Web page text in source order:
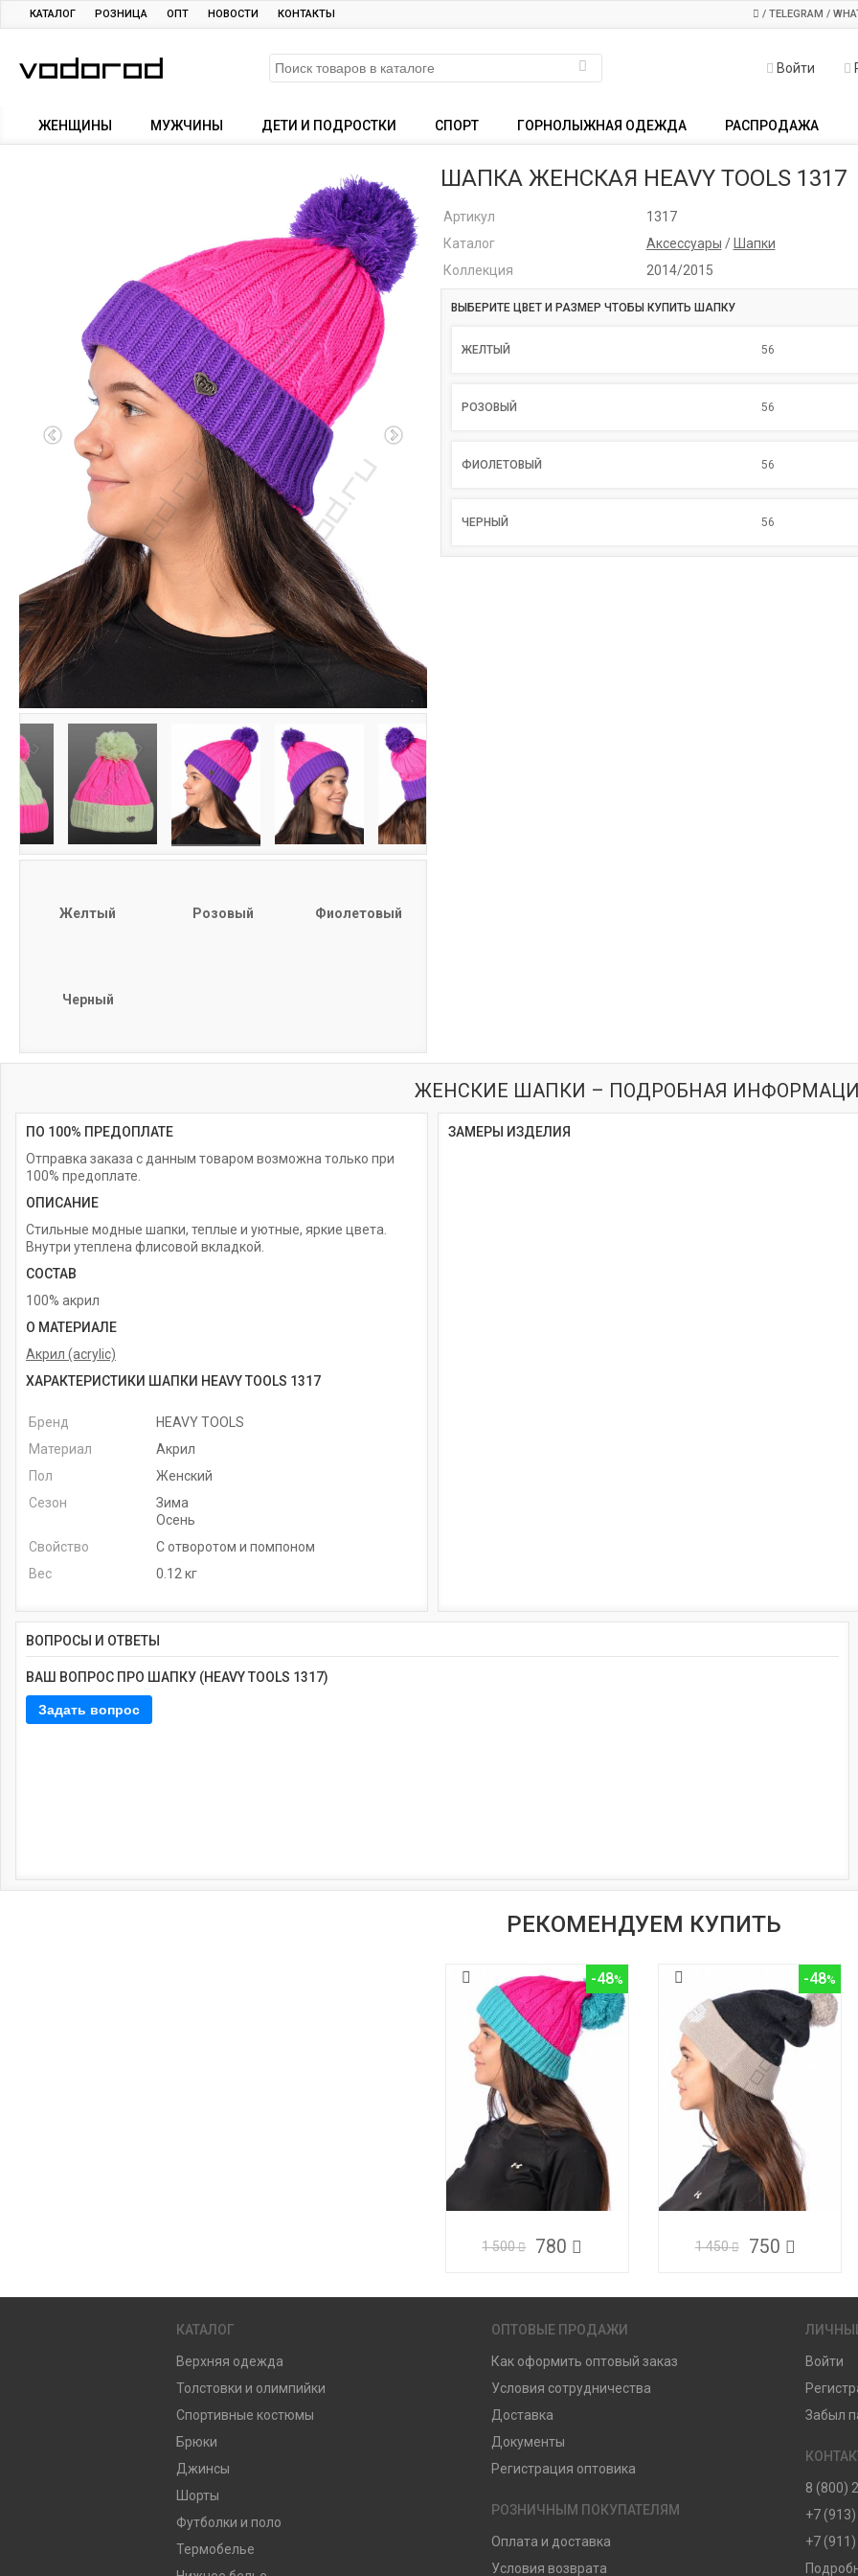
КАТАЛОГ РОЗНИЦА ОПТ НОВОСТИ КОНТАКТЫ / TELEGRAM /
Войти
ЖЕНЩИНЫ МУЖЧИНЫ ДЕТИ И ПОДРОСТКИ СПОРТ ГОРНОЛЫЖНАЯ ОДЕЖДА РАСПРОДАЖА
Желтый Розовый Фиолетовый
Черный
ШАПКА ЖЕНСКАЯ HEAVY TOOLS 1317
Артикул
1317
Каталог
Аксессуары /
Шапки
Коллекция
2014/2015
ВЫБЕРИТЕ ЦВЕТ И РАЗМЕР ЧТОБЫ КУПИТЬ ШАПКУ
ЖЕЛТЫЙ 56
РОЗОВЫЙ 56
ФИОЛЕТОВЫЙ 56
ЧЕРНЫЙ 56
ЖЕНСКИЕ ШАПКИ – ПОДРОБНАЯ
ПО 100% ПРЕДОПЛАТЕ
Отправка заказа с данным товаром возможна только при
100% предоплате.
ОПИСАНИЕ
Стильные модные шапки, теплые и уютные, яркие цвета.
Внутри утеплена флисовой вкладкой.
СОСТАВ
100% акрил
О МАТЕРИАЛЕ
Акрил (acrylic)
ХАРАКТЕРИСТИКИ ШАПКИ HEAVY TOOLS 1317
Бренд
HEAVY TOOLS
Материал
Акрил
Пол
Женский
Сезон
Зима
Осень
Свойство
С отворотом и помпоном
Вес
0.12 кг
ЗАМЕРЫ ИЗДЕЛИЯ
ВОПРОСЫ И ОТВЕТЫ
ВАШ ВОПРОС ПРО ШАПКУ (HEAVY TOOLS 1317)
РЕКОМЕНДУЕМ КУПИТЬ
-48
1 500 780
-48
1 450 750
КАТАЛОГ
Верхняя одежда
Толстовки и олимпийки
Спортивные костюмы
Брюки
Джинсы
Шорты
Футболки и поло
Термобелье
ОПТОВЫЕ ПРОДАЖИ
Как оформить оптовый заказ
Условия сотрудничества
Доставка
Документы
Регистрация оптовика
РОЗНИЧНЫМ ПОКУПАТЕЛЯМ
Оплата и доставка
Условия возврата
Войти
Забыл
8 (800)
+7
+7